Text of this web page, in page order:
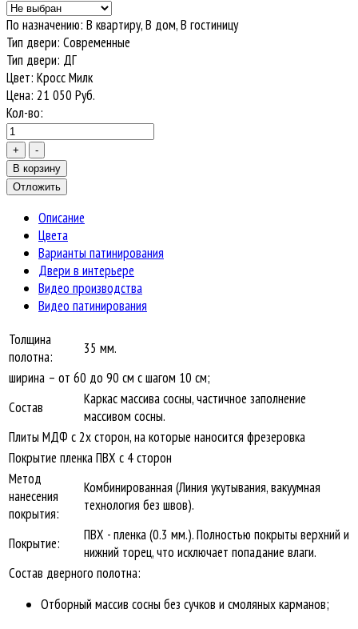
По назначению: В квартиру, В дом, В гостиницу
Тип двери: Современные
Тип двери: ДГ
Цвет: Кросс Милк
Цена: 21 050 Руб.
Кол-во:
Описание
Цвета
Варианты патинирования
Двери в интерьере
Видео производства
Видео патинирования
Толщина
полотна:
35 мм.
ширина – от 60 до 90 см с шагом 10 см;
Состав
Каркас массива сосны, частичное заполнение
массивом сосны.
Плиты МДФ с 2х сторон, на которые наносится фрезеровка
Покрытие пленка ПВХ с 4 сторон
Метод
нанесения
покрытия:
Комбинированная (Линия укутывания, вакуумная
технология без швов).
Покрытие:
ПВХ - пленка (0.3 мм.). Полностью покрыты верхний и
нижний торец, что исключает попадание влаги.
Состав дверного полотна:
Отборный массив сосны без сучков и смоляных карманов;